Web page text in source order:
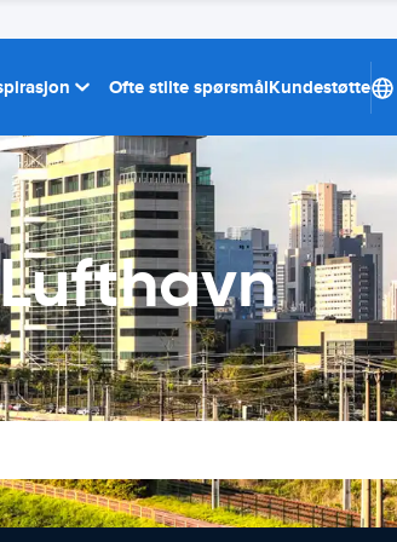
Ofte stilte spørsmålKundestøtte